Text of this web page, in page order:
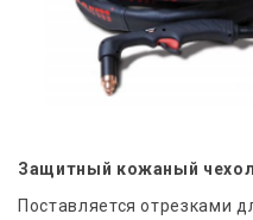
Защитный кожаный
Поставляется отрезками